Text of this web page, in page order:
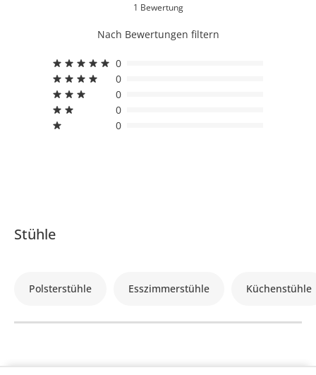
1 Bewertung
Nach Bewertungen filtern
0
0
0
0
0
Stühle
Polsterstühle Esszimmerstühle Küchenstühle